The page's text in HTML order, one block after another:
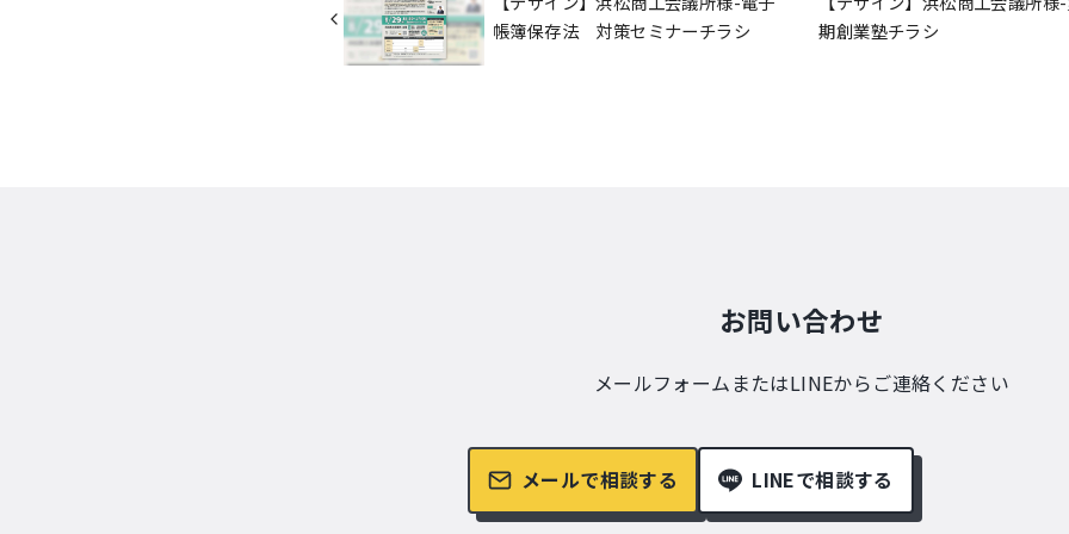
帳簿保存法 対策セミナーチラシ
期創業塾チラシ
お問い合わせ
メールフォームまたはLINEからご連絡ください
メールで相談する LINEで相談する